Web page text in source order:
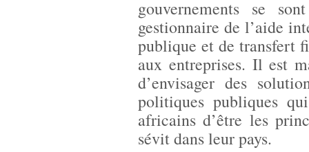
gouvernements se
gestionnaire de l’aide
publique et de transfert
aux entreprises. Il est
d’envisager des
politiques publiques
africains d’être les
sévit dans leur pays.